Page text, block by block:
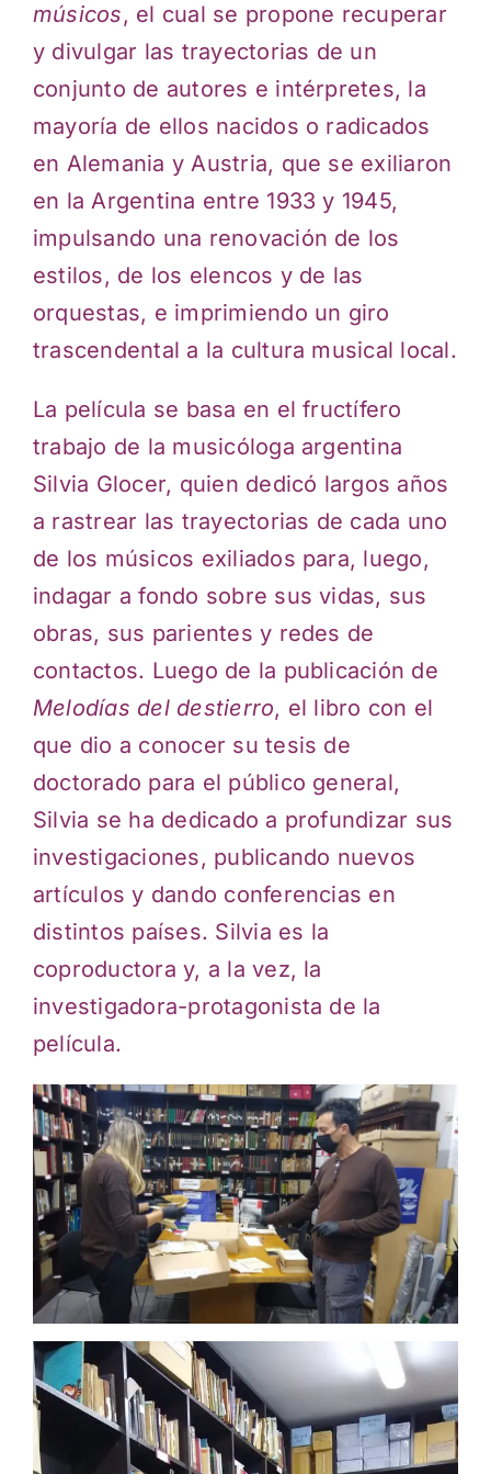
músicos, el cual se propone recuperar
y divulgar las trayectorias de un
conjunto de autores e intérpretes, la
mayoría de ellos nacidos o radicados
en Alemania y Austria, que se exiliaron
en la Argentina entre 1933 y 1945,
impulsando una renovación de los
estilos, de los elencos y de las
orquestas, e imprimiendo un giro
trascendental a la cultura musical local.
La película se basa en el fructífero
trabajo de la musicóloga argentina
Silvia Glocer, quien dedicó largos años
a rastrear las trayectorias de cada uno
de los músicos exiliados para, luego,
indagar a fondo sobre sus vidas, sus
obras, sus parientes y redes de
contactos. Luego de la publicación de
Melodías del destierro, el libro con el
que dio a conocer su tesis de
doctorado para el público general,
Silvia se ha dedicado a profundizar sus
investigaciones, publicando nuevos
artículos y dando conferencias en
distintos países. Silvia es la
coproductora y, a la vez, la
investigadora-protagonista de la
película.